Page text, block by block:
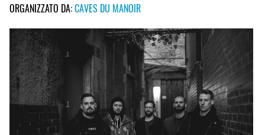
ORGANIZZATO DA:CAVES DU MANOIR